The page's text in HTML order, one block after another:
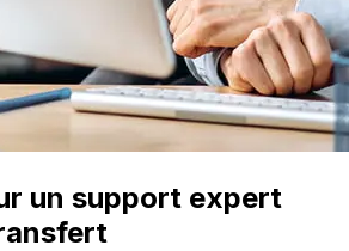
un support expert